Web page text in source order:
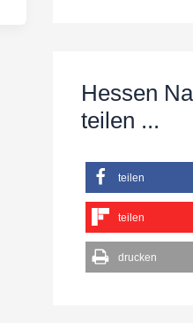
a
h
Hessen
teilen ...
teilen
teilen
drucken